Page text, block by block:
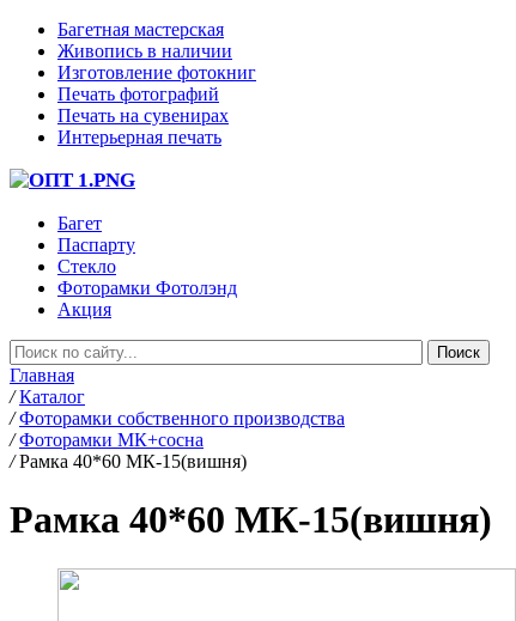
Багетная мастерская
Живопись в наличии
Изготовление фотокниг
Печать фотографий
Печать на сувенирах
Интерьерная печать
Багет
Паспарту
Стекло
Фоторамки Фотолэнд
Акция
Главная
/ Каталог
/ Фоторамки собственного производства
/ Фоторамки МК+сосна
/ Рамка 40*60 МК-15(вишня)
Рамка 40*60 МК-15(вишня)